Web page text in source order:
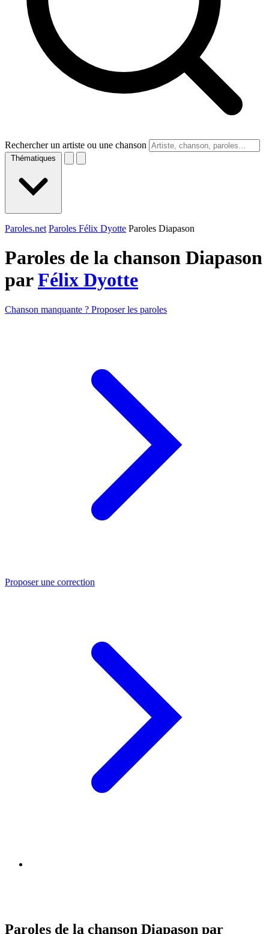
Rechercher un artiste ou une chanson
Thématiques
Paroles.net Paroles Félix Dyotte Paroles Diapason
Paroles de la chanson Diapason
parFélix Dyotte
Chanson manquante ? Proposer les paroles
Proposer une correction
Paroles de la chanson Diapason par